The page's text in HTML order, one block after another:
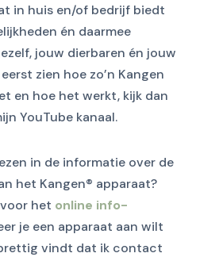
in huis en/of bedrijf biedt
én daarmee
jouw dierbaren én jouw
zien hoe zo’n Kangen
en hoe het werkt, kijk dan
YouTube kanaal.
in de informatie over de
het Kangen® apparaat?
het online info-
je een apparaat aan wilt
vindt dat ik contact